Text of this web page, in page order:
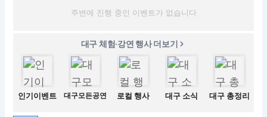
주변에 진행 중인 이벤트가 없습니다
대구 체험·강연 행사 더보기
인기이벤트 대구모든공연 로컬 행사 대구 소식 대구 총정리